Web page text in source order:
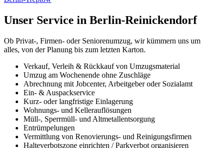
Unser Service in Berlin-Reinickendorf
Ob Privat-, Firmen- oder Seniorenumzug, wir kümmern uns um
alles, von der Planung bis zum letzten Karton.
Verkauf, Verleih & Rückkauf von Umzugsmaterial
Umzug am Wochenende ohne Zuschläge
Abrechnung mit Jobcenter, Arbeitgeber oder Sozialamt
Ein- & Auspackservice
Kurz- oder langfristige Einlagerung
Wohnungs- und Kellerauflösungen
Müll-, Sperrmüll- und Altmetallentsorgung
Entrümpelungen
Vermittlung von Renovierungs- und Reinigungsfirmen
Halteverbotszone einrichten / Parkverbot organisieren